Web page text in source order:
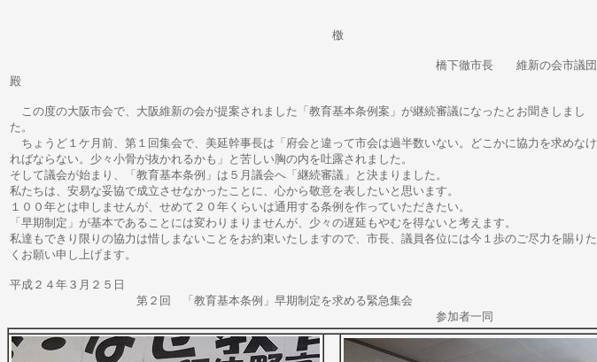
檄
橋下徹市長 維新の会市議団
殿
この度の大阪市会で、大阪維新の会が提案されました「教育基本条例案」が継続審議になったとお聞きしまし
た。
ちょうど１ケ月前、第１回集会で、美延幹事長は「府会と違って市会は過半数いない。どこかに協力を求めなけ
ればならない。少々小骨が抜かれるかも」と苦しい胸の内を吐露されました。
そして議会が始まり、「教育基本条例」は５月議会へ「継続審議」と決まりました。
私たちは、安易な妥協で成立させなかったことに、心から敬意を表したいと思います。
１００年とは申しませんが、せめて２０年くらいは通用する条例を作っていただきたい。
「早期制定」が基本であることには変わりまりませんが、少々の遅延もやむを得ないと考えます。
私達もできり限りの協力は惜しまないことをお約束いたしますので、市長、議員各位には今１歩のご尽力を賜りた
くお願い申し上げます。
平成２４年３月２５日
第２回 「教育基本条例」早期制定を求める緊急集会
参加者一同